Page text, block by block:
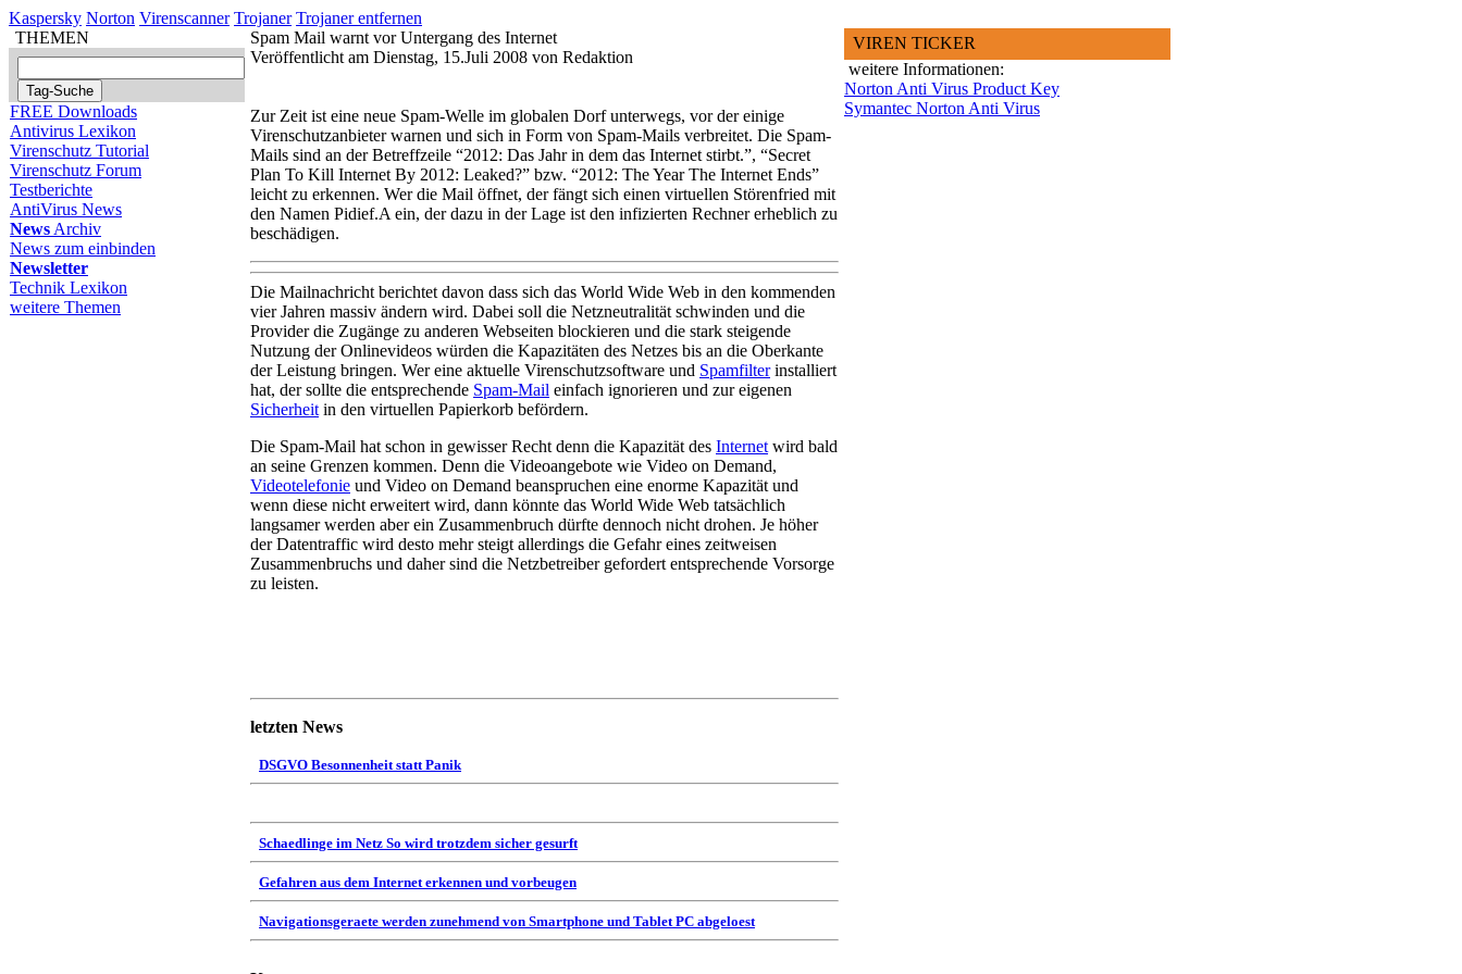
Kaspersky Norton Virenscanner Trojaner Trojaner entfernen
THEMEN
FREE Downloads
Antivirus Lexikon
Virenschutz Tutorial
Virenschutz Forum
Testberichte
AntiVirus News
News Archiv
News zum einbinden
Newsletter
Technik Lexikon
weitere Themen
Spam Mail warnt vor Untergang des Internet
Veröffentlicht am Dienstag, 15.Juli 2008 von Redaktion
Zur Zeit ist eine neue Spam-Welle im globalen Dorf unterwegs, vor der einige
Virenschutzanbieter warnen und sich in Form von Spam-Mails verbreitet. Die Spam-
Mails sind an der Betreffzeile “2012: Das Jahr in dem das Internet stirbt.”, “Secret
Plan To Kill Internet By 2012: Leaked?” bzw. “2012: The Year The Internet Ends”
leicht zu erkennen. Wer die Mail öffnet, der fängt sich einen virtuellen Störenfried mit
den Namen Pidief.A ein, der dazu in der Lage ist den infizierten Rechner erheblich zu
beschädigen.
Die Mailnachricht berichtet davon dass sich das World Wide Web in den kommenden
vier Jahren massiv ändern wird. Dabei soll die Netzneutralität schwinden und die
Provider die Zugänge zu anderen Webseiten blockieren und die stark steigende
Nutzung der Onlinevideos würden die Kapazitäten des Netzes bis an die Oberkante
der Leistung bringen. Wer eine aktuelle Virenschutzsoftware und Spamfilterinstalliert
hat, der sollte die entsprechende Spam-Mail einfach ignorieren und zur eigenen
Sicherheit in den virtuellen Papierkorb befördern.
Die Spam-Mail hat schon in gewisser Recht denn die Kapazität des Internet wird bald
an seine Grenzen kommen. Denn die Videoangebote wie Video on Demand,
Videotelefonie und Video on Demand beanspruchen eine enorme Kapazität und
wenn diese nicht erweitert wird, dann könnte das World Wide Web tatsächlich
langsamer werden aber ein Zusammenbruch dürfte dennoch nicht drohen. Je höher
der Datentraffic wird desto mehr steigt allerdings die Gefahr eines zeitweisen
Zusammenbruchs und daher sind die Netzbetreiber gefordert entsprechende Vorsorge
zu leisten.
letzten News
DSGVO Besonnenheit statt Panik
Schaedlinge im Netz So wird trotzdem sicher gesurft
Gefahren aus dem Internet erkennen und vorbeugen
Navigationsgeraete werden zunehmend von Smartphone und Tablet PC abgeloest
VIREN TICKER
weitere Informationen:
Norton Anti Virus Product Key
Symantec Norton Anti Virus